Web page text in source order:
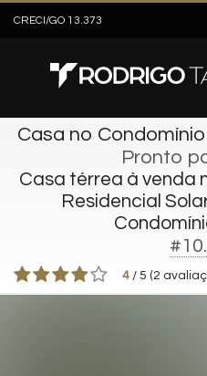
CRECI/GO 13.373
Casa no
Pronto
Casa térrea à venda
Residencial
4 / 5 (2